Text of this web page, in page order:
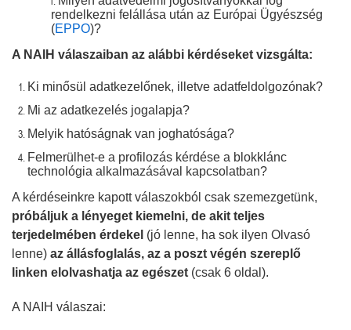
rendelkezni felállása után az Európai Ügyészség
(EPPO)?
A NAIH válaszaiban az alábbi kérdéseket vizsgálta:
Ki minősül adatkezelőnek, illetve adatfeldolgozónak?
Mi az adatkezelés jogalapja?
Melyik hatóságnak van joghatósága?
Felmerülhet-e a profilozás kérdése a blokklánc
technológia alkalmazásával kapcsolatban?
A kérdéseinkre kapott válaszokból csak szemezgetünk,
próbáljuk a lényeget kiemelni, de akit teljes
terjedelmében érdekel (jó lenne, ha sok ilyen Olvasó
lenne) az állásfoglalás, az a poszt végén szereplő
linken elolvashatja az egészet (csak 6 oldal).
A NAIH válaszai: